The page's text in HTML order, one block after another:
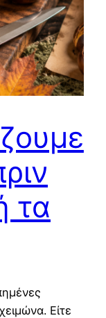
τα
Είτε